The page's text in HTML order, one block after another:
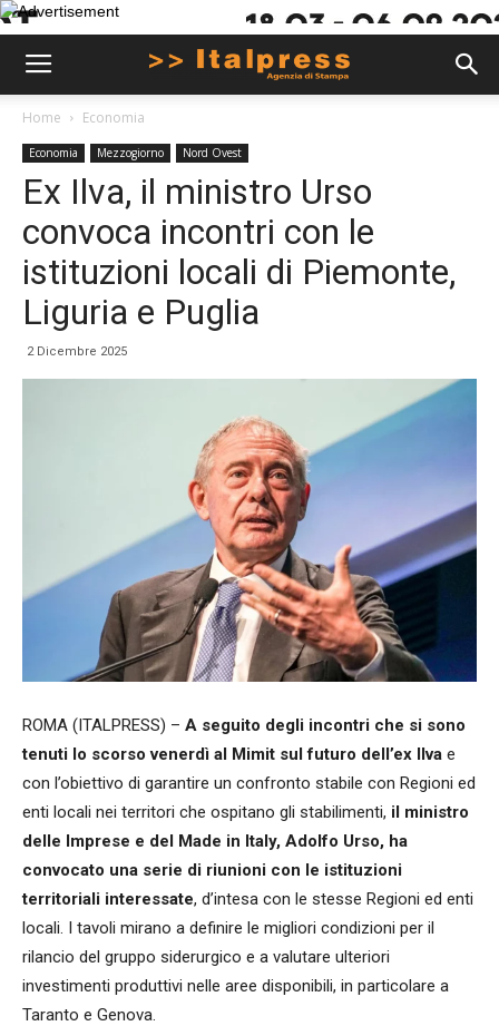
Home Economia
Economia Mezzogiorno Nord Ovest
Ex Ilva, il ministro Urso
convoca incontri con le
istituzioni locali di Piemonte,
Liguria e Puglia
2 Dicembre 2025
ROMA (ITALPRESS) – A seguito degli incontri che si sono
tenuti lo scorso venerdì al Mimit sul futuro dell’ex Ilva e
con l’obiettivo di garantire un confronto stabile con Regioni ed
enti locali nei territori che ospitano gli stabilimenti, il ministro
delle Imprese e del Made in Italy, Adolfo Urso, ha
convocato una serie di riunioni con le istituzioni
territoriali interessate, d’intesa con le stesse Regioni ed enti
locali. I tavoli mirano a definire le migliori condizioni per il
rilancio del gruppo siderurgico e a valutare ulteriori
investimenti produttivi nelle aree disponibili, in particolare a
Taranto e Genova.